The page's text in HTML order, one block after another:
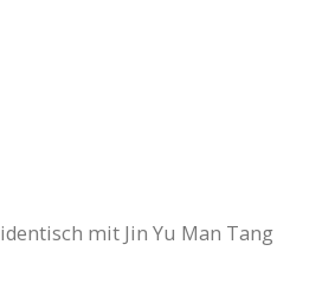
identisch mit Jin Yu Man Tang